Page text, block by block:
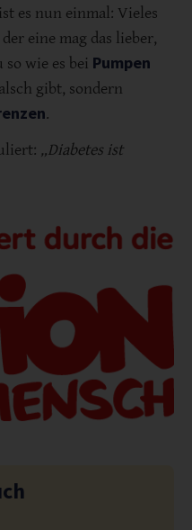
es nun einmal: Vieles
der eine mag das lieber,
so wie es bei Pumpen
gibt, sondern
.
„Diabetes ist